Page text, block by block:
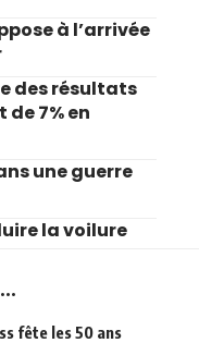
à l’arrivée
des résultats
de 7% en
une guerre
la voilure
fête les 50 ans